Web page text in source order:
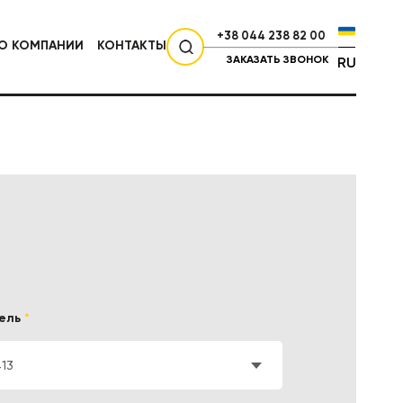
КОМПАНИИ КОНТАКТЫ
+38 044 238 82 00
ЗАКАЗАТЬ ЗВОНОК RU
*